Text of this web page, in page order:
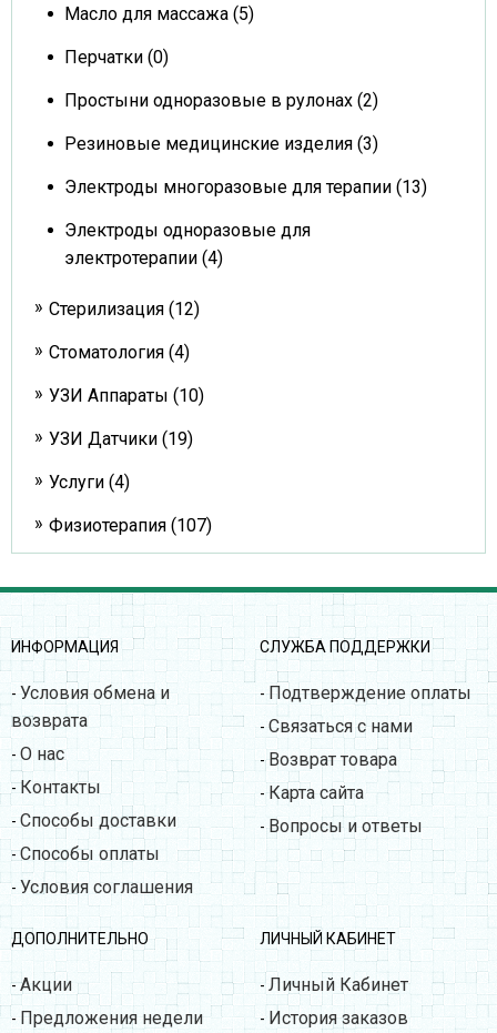
Масло для массажа (5)
Перчатки (0)
Простыни одноразовые в рулонах (2)
Резиновые медицинские изделия (3)
Электроды многоразовые для терапии (13)
Электроды одноразовые для
электротерапии (4)
Стерилизация (12)
Стоматология (4)
УЗИ Аппараты (10)
УЗИ Датчики (19)
Услуги (4)
Физиотерапия (107)
ИНФОРМАЦИЯ
- Условия обмена и
возврата
- О нас
-Контакты
- Способы доставки
-Способы оплаты
- Условия соглашения
СЛУЖБА ПОДДЕРЖКИ
-Подтверждение оплаты
- Связаться с нами
-Возврат товара
-Карта сайта
-Вопросы и ответы
ДОПОЛНИТЕЛЬНО
-Акции
- Предложения недели
ЛИЧНЫЙ КАБИНЕТ
- Личный Кабинет
- История заказов